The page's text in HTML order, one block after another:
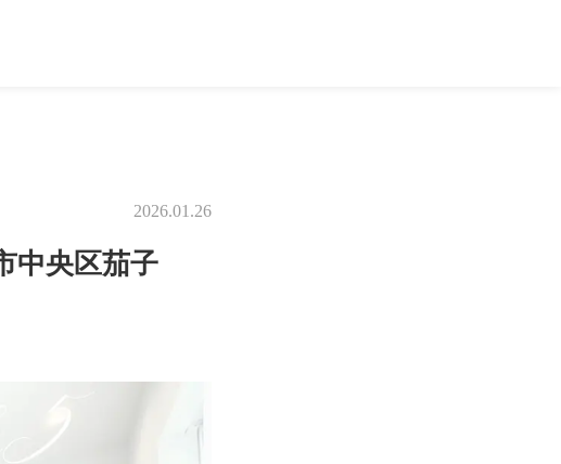
2026.01.26
中央区茄子